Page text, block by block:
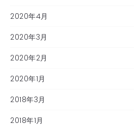
2020年4月
2020年3月
2020年2月
2020年1月
2018年3月
2018年1月